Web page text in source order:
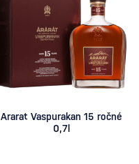
Ararat Vaspurakan 15 ročné
0,7l